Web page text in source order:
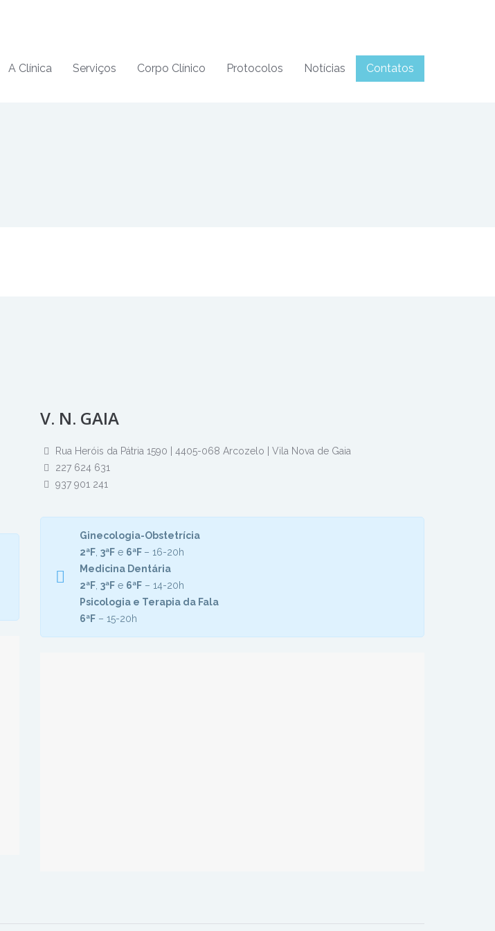
A Clínica Serviços Corpo Clínico Protocolos Notícias Contatos
V. N. GAIA
Rua Heróis da Pátria 1590 | 4405-068 Arcozelo | Vila Nova de Gaia
227 624 631
937 901 241
Ginecologia-Obstetrícia
2ªF 3ªF e 6ªF – 16-20h
Medicina Dentária
2ªF 3ªF e 6ªF – 14-20h
Psicologia e Terapia da Fala
6ªF – 15-20h